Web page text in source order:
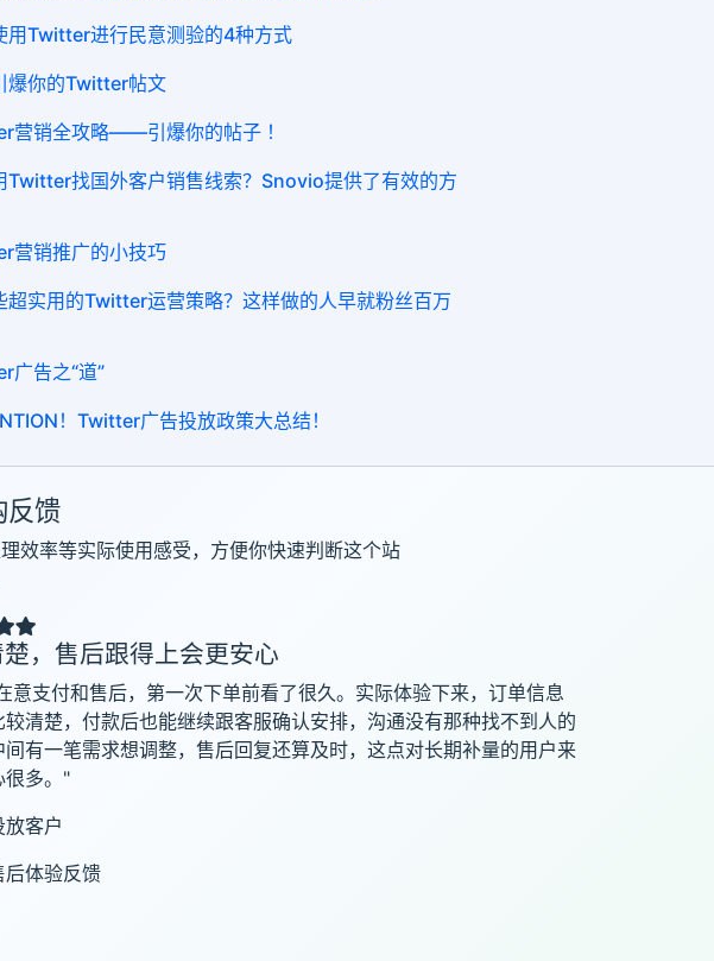
用Twitter进行民意测验的4种方式
爆你的Twitter帖文
营销全攻略——引爆你的帖子 ！
Twitter找国外客户销售线索？Snovio提供了有效的方
营销推广的小技巧
超实用的Twitter运营策略？这样做的人早就粉丝百万
广告之“道”
！Twitter广告投放政策大总结！
反馈
效率等实际使用感受，方便你快速判断这个站
，售后跟得上会更安心
意支付和售后，第一次下单前看了很久。实际体验下来，订单信息
较清楚，付款后也能继续跟客服确认安排，沟通没有那种找不到人的
间有一笔需求想调整，售后回复还算及时，这点对长期补量的用户来
很多。"
放客户
后体验反馈